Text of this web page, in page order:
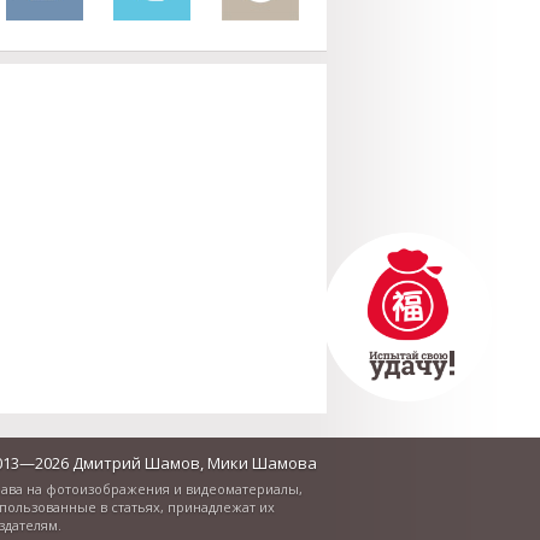
Дмитрий Шамов, Мики Шамова
на фотоизображения и видеоматериалы,
в статьях, принадлежат их